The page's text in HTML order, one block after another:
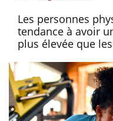
Les personnes
tendance à avoir
plus élevée que